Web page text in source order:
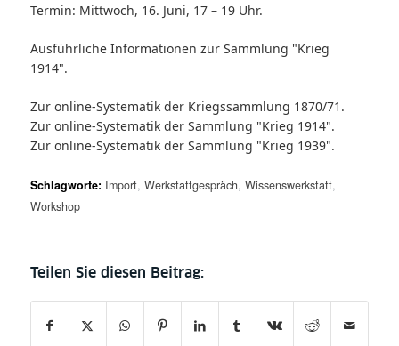
Termin: Mittwoch, 16. Juni, 17 – 19 Uhr.
Ausführliche Informationen zur Sammlung "Krieg
1914".
Zur online-Systematik der Kriegssammlung 1870/71.
Zur online-Systematik der Sammlung "Krieg 1914".
Zur online-Systematik der Sammlung "Krieg 1939".
Schlagworte: Import, Werkstattgespräch, Wissenswerkstatt,
Workshop